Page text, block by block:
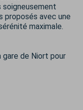
soigneusement
proposés avec une
maximale.
gare de Niort pour